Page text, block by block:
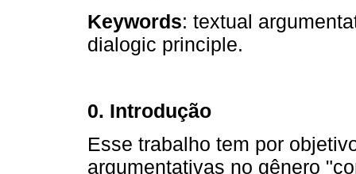
Keywords: textual
dialogic principle.
0. Introdução
Esse trabalho tem por
argumentativas no gênero